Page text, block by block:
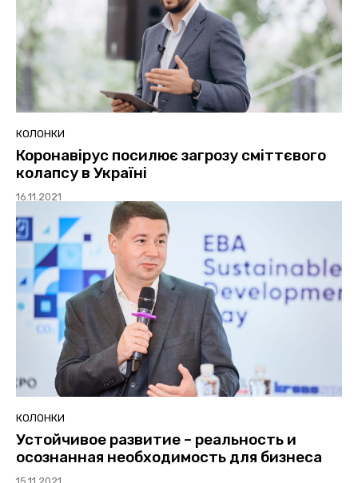
КОЛОНКИ
Коронавірус посилює загрозу сміттєвого
колапсу в Україні
16.11.2021
КОЛОНКИ
Устойчивое развитие – реальность и
осознанная необходимость для бизнеса